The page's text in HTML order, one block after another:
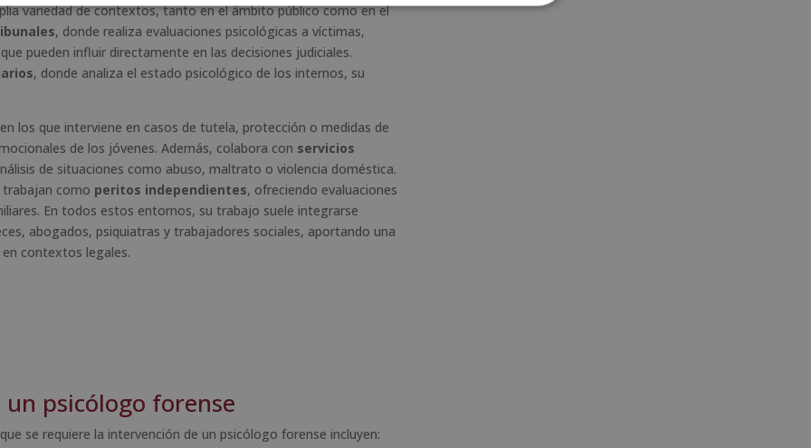
variedad de contextos, tanto en el ámbito público como en el
, donde realiza evaluaciones psicológicas a víctimas,
pueden influir directamente en las decisiones judiciales.
, donde analiza el estado psicológico de los internos, su
los que interviene en casos de tutela, protección o medidas de
de los jóvenes. Además, colabora con servicios
de situaciones como abuso, maltrato o violencia doméstica.
trabajan como peritos independientes, ofreciendo evaluaciones
En todos estos entornos, su trabajo suele integrarse
abogados, psiquiatras y trabajadores sociales, aportando una
contextos legales.
psicólogo forense
se requiere la intervención de un psicólogo forense incluyen: